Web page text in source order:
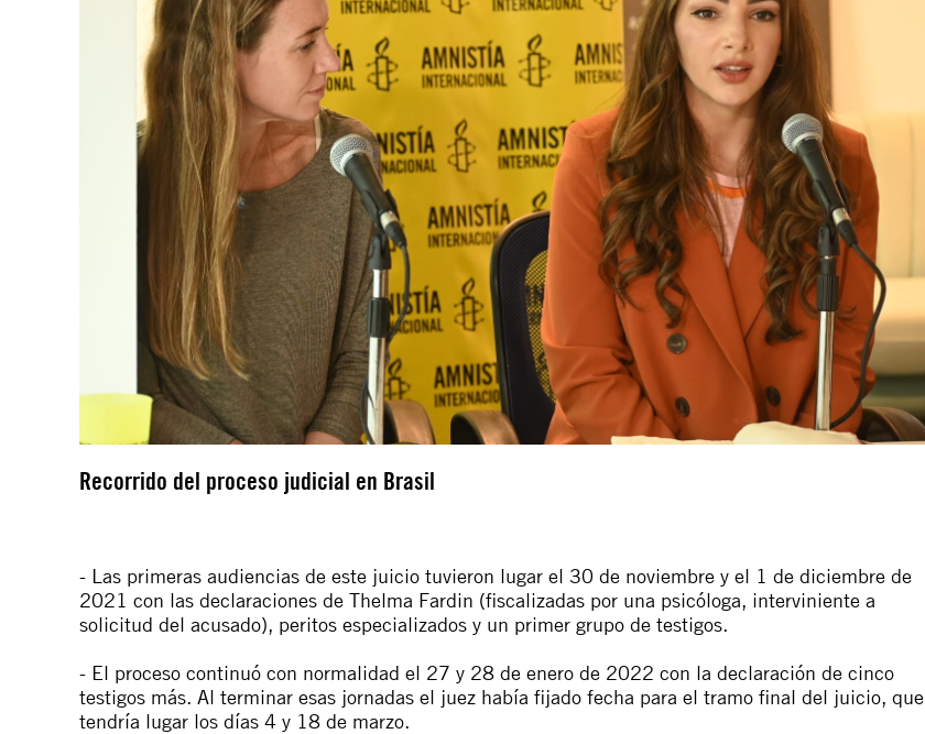
Recorrido del proceso judicial en Brasil
- Las primeras audiencias de este juicio tuvieron lugar el 30 de noviembre y el 1 de diciembre de
2021 con las declaraciones de Thelma Fardin (fiscalizadas por una psicóloga, interviniente a
solicitud del acusado), peritos especializados y un primer grupo de testigos.
- El proceso continuó con normalidad el 27 y 28 de enero de 2022 con la declaración de cinco
testigos más. Al terminar esas jornadas el juez había fijado fecha para el tramo final del juicio, que
tendría lugar los días 4 y 18 de marzo.